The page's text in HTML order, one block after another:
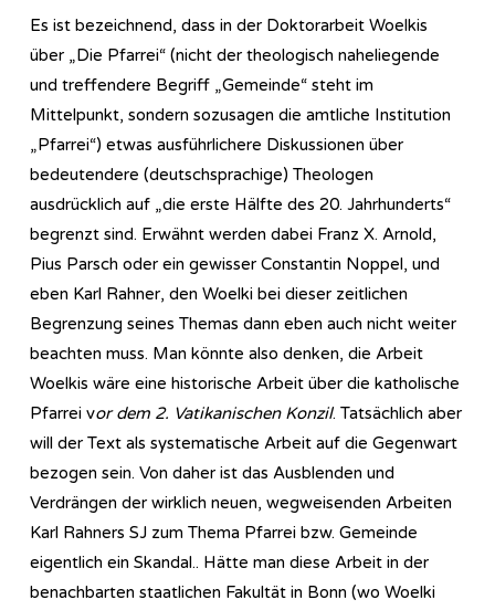
Es ist bezeichnend, dass in der Doktorarbeit Woelkis
über „Die Pfarrei“ (nicht der theologisch naheliegende
und treffendere Begriff „Gemeinde“ steht im
Mittelpunkt, sondern sozusagen die amtliche Institution
„Pfarrei“) etwas ausführlichere Diskussionen über
bedeutendere (deutschsprachige) Theologen
ausdrücklich auf „die erste Hälfte des 20. Jahrhunderts“
begrenzt sind. Erwähnt werden dabei Franz X. Arnold,
Pius Parsch oder ein gewisser Constantin Noppel, und
eben Karl Rahner, den Woelki bei dieser zeitlichen
Begrenzung seines Themas dann eben auch nicht weiter
beachten muss. Man könnte also denken, die Arbeit
Woelkis wäre eine historische Arbeit über die katholische
Pfarrei vor dem 2. Vatikanischen Konzil. Tatsächlich aber
will der Text als systematische Arbeit auf die Gegenwart
bezogen sein. Von daher ist das Ausblenden und
Verdrängen der wirklich neuen, wegweisenden Arbeiten
Karl Rahners SJ zum Thema Pfarrei bzw. Gemeinde
eigentlich ein Skandal.. Hätte man diese Arbeit in der
benachbarten staatlichen Fakultät in Bonn (wo Woelki